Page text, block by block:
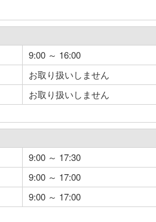
9:00 ～ 16:00
お取り扱いしません
お取り扱いしません
9:00 ～ 17:30
9:00 ～ 17:00
9:00 ～ 17:00